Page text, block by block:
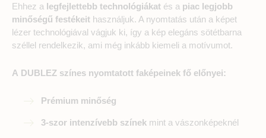
Ehhez a legfejlettebb technológiákat és a piac legjobb
minőségű festékeit használjuk. A nyomtatás után a képet
lézer technológiával vágjuk ki, így a kép elegáns sötétbarna
széllel rendelkezik, ami még inkább kiemeli a motívumot.
A DUBLEZ színes nyomtatott faképeinek fő előnyei:
Prémium minőség
3-szor intenzívebb színek mint a vászonképeknél